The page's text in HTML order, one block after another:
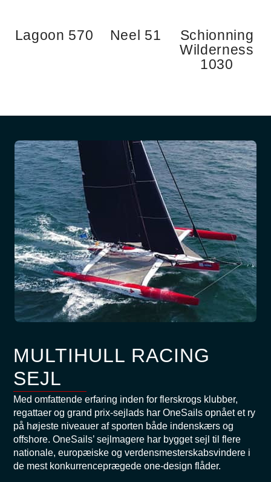
Lagoon 570 Neel 51
Schionning
Wilderness
1030
MULTIHULL RACING
SEJL
Med omfattende erfaring inden for flerskrogs klubber,
regattaer og grand prix-sejlads har OneSails opnået et ry
på højeste niveauer af sporten både indenskærs og
offshore. OneSails’ sejlmagere har bygget sejl til flere
nationale, europæiske og verdensmesterskabsvindere i
de mest konkurrenceprægede one-design flåder.